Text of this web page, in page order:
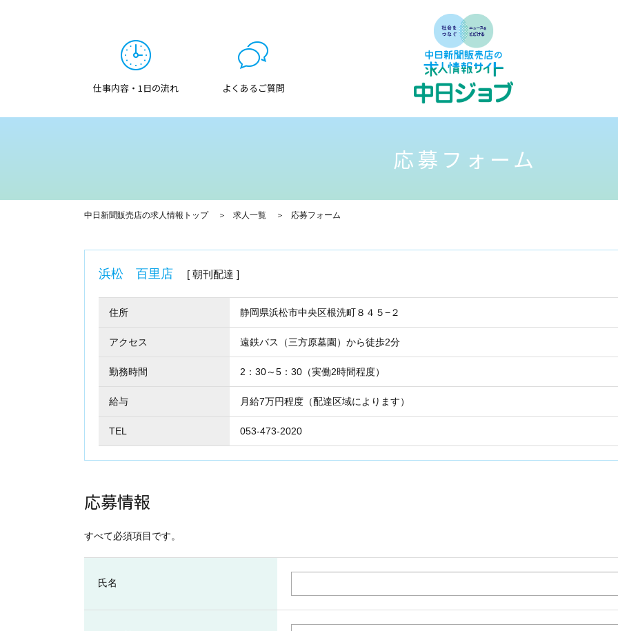
仕事内容・1日の流れ よくあるご質問
応募フォーム
中日新聞販売店の求人情報トップ 求人一覧 応募フォーム
浜松 百里店 朝刊配達
住所 静岡県浜松市中央区根洗町８４５−２
アクセス 遠鉄バス（三方原墓園）から徒歩2分
勤務時間 2：30～5：30（実働2時間程度）
給与 月給7万円程度（配達区域によります）
TEL 053-473-2020
応募情報
すべて必須項目です。
氏名